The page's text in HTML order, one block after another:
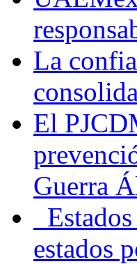
La
El
Guerra
estados